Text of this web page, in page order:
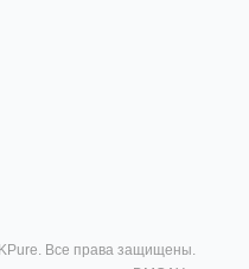
Все права защищены.